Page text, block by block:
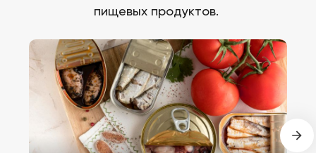
пищевых продуктов.